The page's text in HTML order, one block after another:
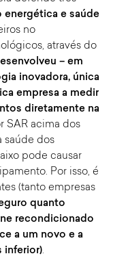
energética e saúde
no
através do
– em
inovadora, única
empresa a medir
diretamente na
SAR acima dos
saúde dos
pode causar
Por isso, é
(tanto empresas
quanto
recondicionado
a um novo e a
inferior).